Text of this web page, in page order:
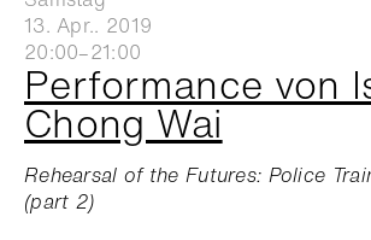
13. Apr.. 2019
20:00–21:00
Performance von
Chong Wai
Rehearsal of the Futures: Police
(part 2)